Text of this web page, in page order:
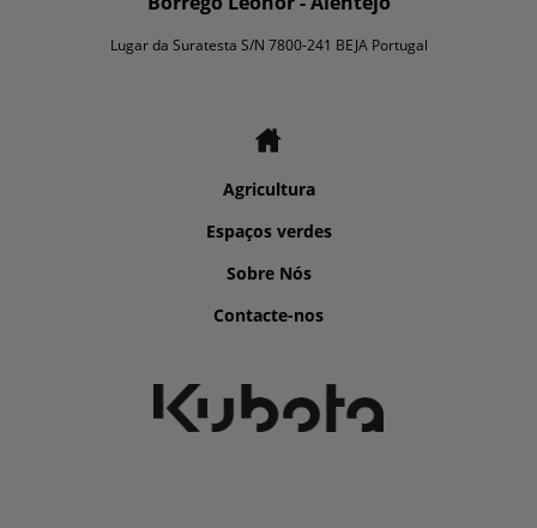
Lugar da Suratesta S/N 7800-241 BEJA Portugal
Agricultura
Espaços verdes
Sobre Nós
Contacte-nos